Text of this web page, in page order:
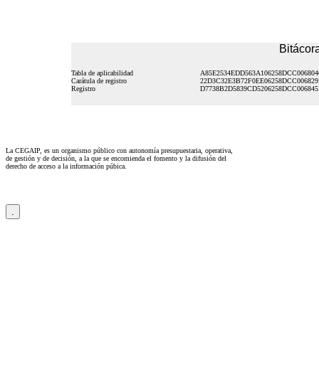
Tabla de aplicabilidad
Carátula de registro
Registro
La CEGAIP, es un organismo público con autonomía presupuestaria, operativa,
de gestión y de decisión, a la que se encomienda el fomento y la difusión del
derecho de acceso a la información púbica.